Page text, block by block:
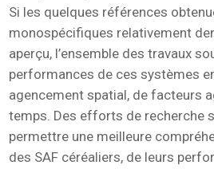
Si les quelques références
monospécifiques relativement
aperçu, l’ensemble des travaux
performances de ces systèmes
agencement spatial, de facteurs
temps. Des efforts de recherche
permettre une meilleure
des SAF céréaliers, de leurs